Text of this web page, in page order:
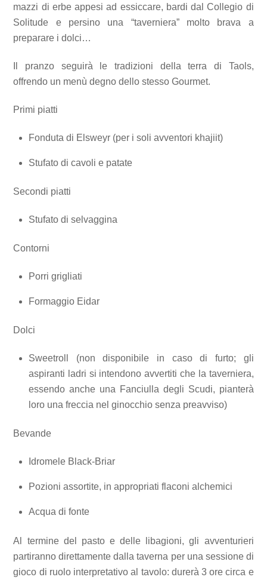
mazzi di erbe appesi ad essiccare, bardi dal Collegio di
Solitude e persino una “taverniera” molto brava a
preparare i dolci…
Il pranzo seguirà le tradizioni della terra di Taols,
offrendo un menù degno dello stesso Gourmet.
Primi piatti
Fonduta di Elsweyr (per i soli avventori khajiit)
Stufato di cavoli e patate
Secondi piatti
Stufato di selvaggina
Contorni
Porri grigliati
Formaggio Eidar
Dolci
Sweetroll (non disponibile in caso di furto; gli
aspiranti ladri si intendono avvertiti che la taverniera,
essendo anche una Fanciulla degli Scudi, pianterà
loro una freccia nel ginocchio senza preavviso)
Bevande
Idromele Black-Briar
Pozioni assortite, in appropriati flaconi alchemici
Acqua di fonte
Al termine del pasto e delle libagioni, gli avventurieri
partiranno direttamente dalla taverna per una sessione di
gioco di ruolo interpretativo al tavolo: durerà 3 ore circa e